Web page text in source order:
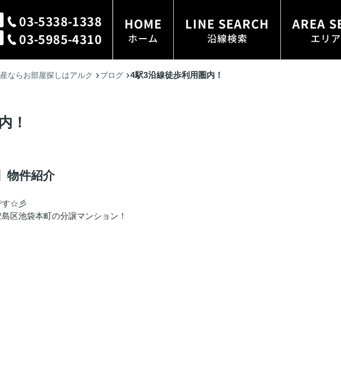
03-5338-1338
03-5985-4310
HOME
ホーム
LINE SEARCH
沿線検索
AREA
エリ
ならお部屋探しはアルク ブログ 4駅3沿線徒歩利用圏内！
！
物件紹介
す☆彡
区池袋本町の分譲マンション！